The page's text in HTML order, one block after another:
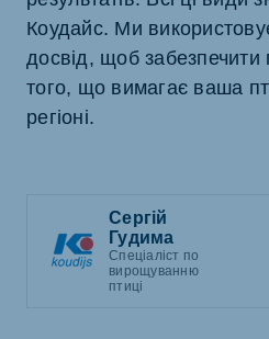
Коудайс. Ми
досвід, щоб забезпечити
того, що вимагає ваша
регіоні.
Сергій
Гудима
Спеціаліст по
вирощуванню
птиці